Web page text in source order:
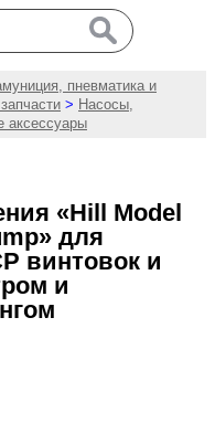
пневматика и
> Насосы,
аксессуары
«Hill Model
для
винтовок и
и